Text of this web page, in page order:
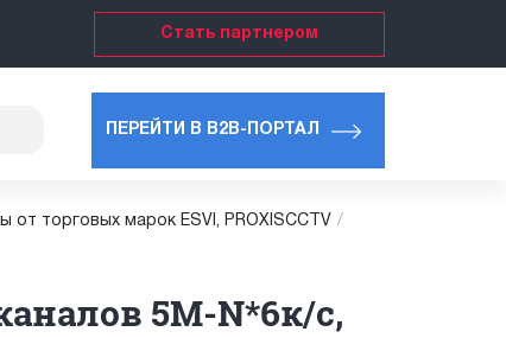
Стать партнером
ПЕРЕЙТИ В B2B-ПОРТАЛ
торговых марок ESVI, PROXISCCTV /
5М-N*6к/с,